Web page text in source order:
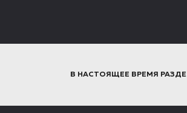
В НАСТОЯЩЕЕ ВРЕМЯ